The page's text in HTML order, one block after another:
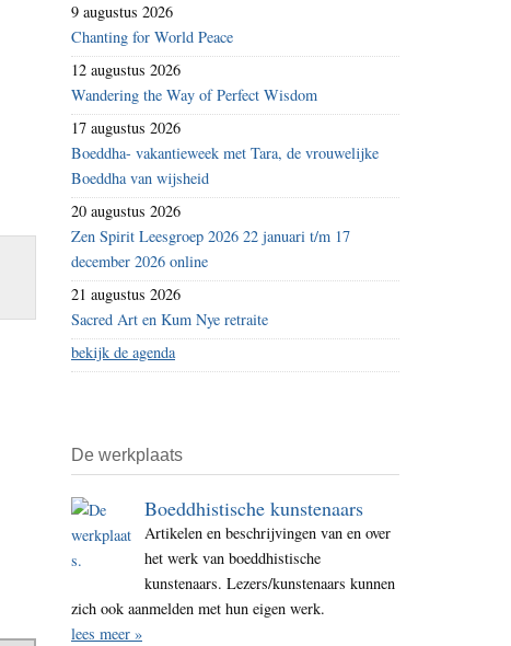
9 augustus 2026
Chanting for World Peace
12 augustus 2026
Wandering the Way of Perfect Wisdom
17 augustus 2026
Boeddha- vakantieweek met Tara, de vrouwelijke
Boeddha van wijsheid
20 augustus 2026
Zen Spirit Leesgroep 2026 22 januari t/m 17
december 2026 online
21 augustus 2026
Sacred Art en Kum Nye retraite
bekijk de agenda
De werkplaats
Boeddhistische kunstenaars
Artikelen en beschrijvingen van en over
het werk van boeddhistische
kunstenaars. Lezers/kunstenaars kunnen
zich ook aanmelden met hun eigen werk.
lees meer »